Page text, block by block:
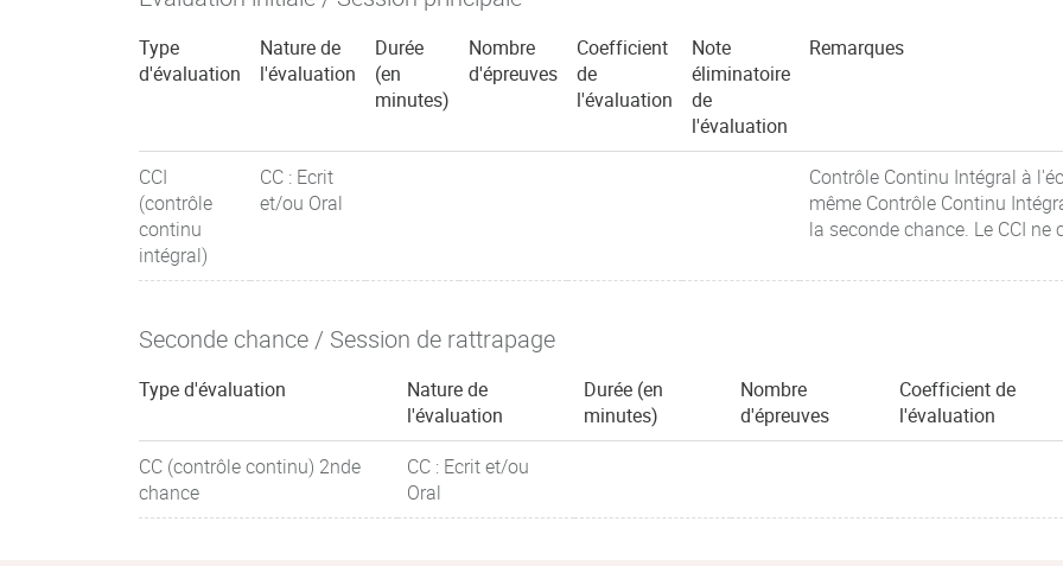
Type
d'évaluation
Nature de
l'évaluation
Durée
(en
minutes)
Nombre
d'épreuves
Coefficient
de
l'évaluation
Note
éliminatoire
de
l'évaluation
Remarques
CCI
(contrôle
continu
intégral)
CC : Ecrit
et/ou Oral
Contrôle Continu Intégral à
même Contrôle Continu
la seconde chance. Le CCI
Seconde chance / Session de rattrapage
Type d'évaluation
Nature de
l'évaluation
Durée (en
minutes)
Nombre
d'épreuves
Coefficient de
l'évaluation
CC (contrôle continu) 2nde
chance
CC : Ecrit et/ou
Oral